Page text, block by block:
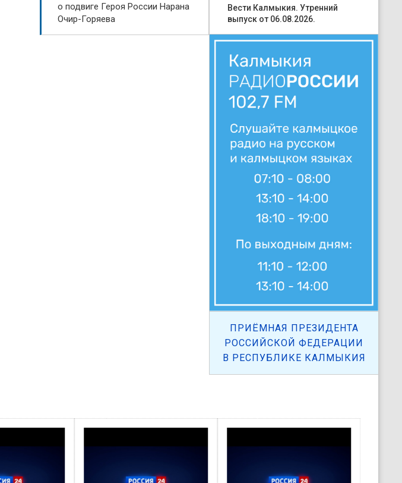
о подвиге Героя России Нарана
Очир-Горяева
Вести Калмыкия. Утренний
выпуск от 06.08.2026.
ПРИЁМНАЯ ПРЕЗИДЕНТА
РОССИЙСКОЙ ФЕДЕРАЦИИ
В РЕСПУБЛИКЕ КАЛМЫКИЯ